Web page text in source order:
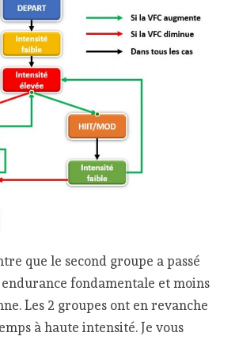
que le second groupe a passé
fondamentale et moins
Les 2 groupes ont en revanche
à haute intensité. Je vous